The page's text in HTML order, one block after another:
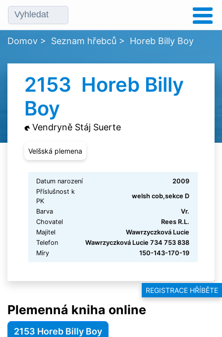
REGISTRACE HŘÍBĚTE
Domov > Seznam hřebců > Horeb Billy Boy
2153 Horeb Billy
Boy
Vendryně Stáj Suerte
Velšská plemena
Datum narození
2009
Příslušnost k
PK
welsh cob,sekce D
Barva
Vr.
Chovatel
Rees R.L.
Majitel
Wawrzyczková Lucie
Telefon
Wawrzyczková Lucie 734 753 838
Míry
150-143-170-19
Plemenná kniha online
2153 Horeb Billy Boy